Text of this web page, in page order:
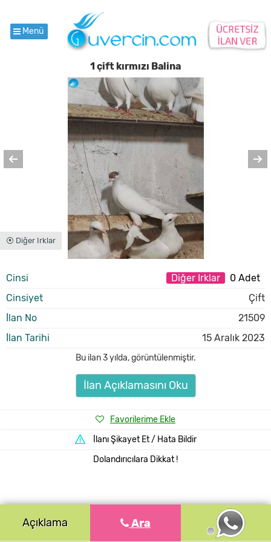
Menü
1 çift kırmızı Balina
⦿ Diğer Irklar
Cinsi Diğer Irklar
0 Adet
Cinsiyet
Çift
İlan No
21509
İlan Tarihi
15 Aralık 2023
Bu ilan3 yılda,görüntülenmiştir.
İlan Açıklamasını Oku
Favorilerime Ekle
İlanı Şikayet Et / Hata Bildir
Dolandırıcılara Dikkat !
Açıklama Ara